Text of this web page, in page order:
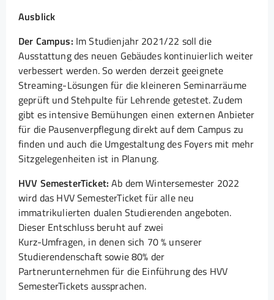
Ausblick
Der Campus: Im Studienjahr 2021/22 soll die
Ausstattung des neuen Gebäudes kontinuierlich weiter
verbessert werden. So werden derzeit geeignete
Streaming-Lösungen für die kleineren Seminarräume
geprüft und Stehpulte für Lehrende getestet. Zudem
gibt es intensive Bemühungen einen externen Anbieter
für die Pausenverpflegung direkt auf dem Campus zu
finden und auch die Umgestaltung des Foyers mit mehr
Sitzgelegenheiten ist in Planung.
HVV SemesterTicket:Ab dem Wintersemester 2022
wird das HVV SemesterTicket für alle neu
immatrikulierten dualen Studierenden angeboten.
Dieser Entschluss beruht auf zwei
Kurz-Umfragen, in denen sich 70 % unserer
Studierendenschaft sowie 80% der
Partnerunternehmen für die Einführung des HVV
SemesterTickets aussprachen.